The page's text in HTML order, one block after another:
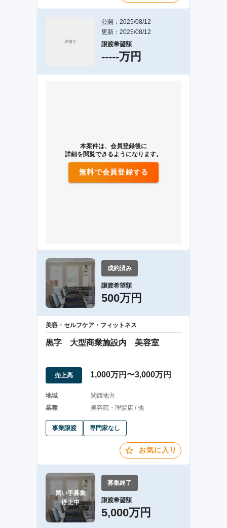
公開：2025/08/12
更新：2025/08/12
譲渡希望額
-----万円
本案件は、会員登録後に
詳細を閲覧できるようになります。
無料で会員登録する
成約済み
譲渡希望額
500万円
美容・セルフケア・フィットネス
黒字 大型商業施設内 美容室
売上高 1,000万円〜3,000万円
地域
関西地方
業種
美容院・理髪店 / 他
事業譲渡 専門家なし
お気に入り
買い手募集
停止中
募集終了
譲渡希望額
5,000万円